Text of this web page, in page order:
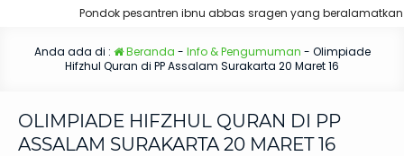
Pondok pesantren ibnu abbas sragen yang beralamatkan
Anda ada di : Beranda - Info & Pengumuman - Olimpiade
Hifzhul Quran di PP Assalam Surakarta 20 Maret 16
OLIMPIADE HIFZHUL QURAN DI PP
ASSALAM SURAKARTA 20 MARET 16